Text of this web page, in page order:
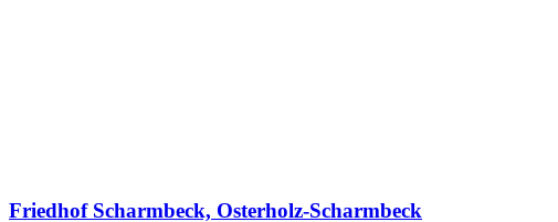
Friedhof Scharmbeck, Osterholz-Scharmbeck